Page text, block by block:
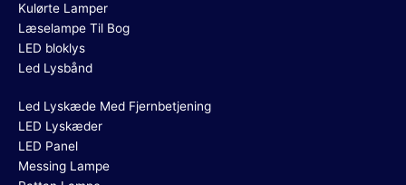
Kulørte Lamper
Læselampe Til Bog
LED bloklys
Led Lysbånd
Led Lyskæde Med Fjernbetjening
LED Lyskæder
LED Panel
Messing Lampe